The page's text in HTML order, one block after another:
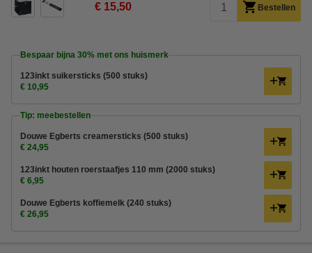
€ 15,50 Bestellen
Bespaar bijna 30% met ons huismerk
123inkt suikersticks (500 stuks)
€ 10,95
Tip: meebestellen
Douwe Egberts creamersticks (500 stuks)
€ 24,95
123inkt houten roerstaafjes 110 mm (2000 stuks)
€ 6,95
Douwe Egberts koffiemelk (240 stuks)
€ 26,95